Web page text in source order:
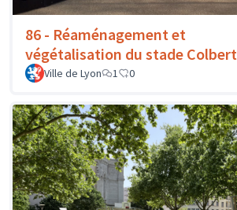
86 - Réaménagement et
végétalisation du stade Colbert
Ville de Lyon 1 0